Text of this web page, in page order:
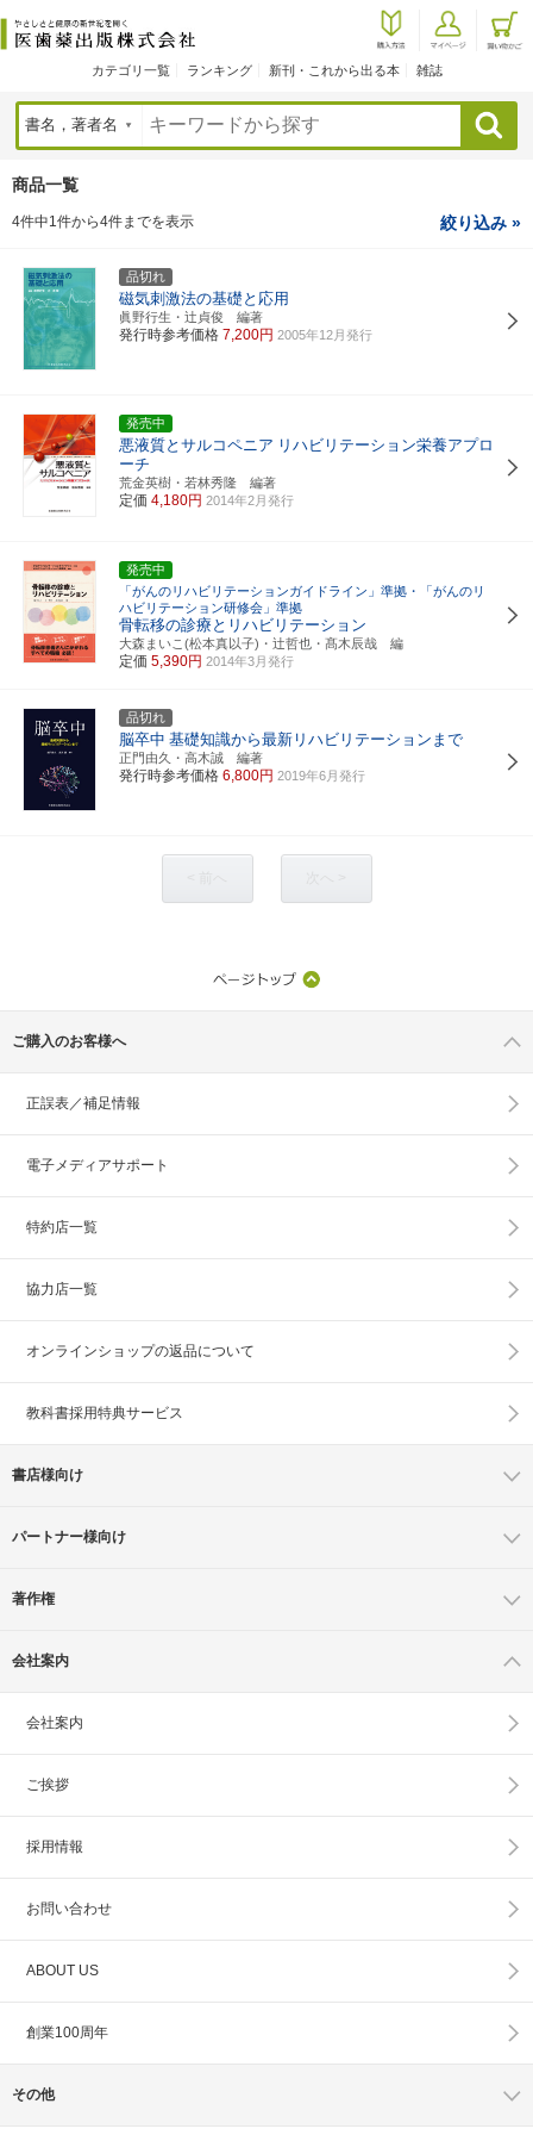
カテゴリ一覧 ランキング 新刊・これから出る本 雑誌
検索
商品一覧
4件中1件から4件までを表示 絞り込み »
品切れ
磁気刺激法の基礎と応用
眞野行生・辻貞俊 編著
発行時参考価格 7,200円 2005年12月発行
発売中
悪液質とサルコペニア リハビリテーション栄養アプロ
ーチ
荒金英樹・若林秀隆 編著
定価 4,180円 2014年2月発行
発売中
「がんのリハビリテーションガイドライン」準拠・「がんのリ
ハビリテーション研修会」準拠
骨転移の診療とリハビリテーション
大森まいこ(松本真以子)・辻哲也・髙木辰哉 編
定価 5,390円 2014年3月発行
品切れ
脳卒中 基礎知識から最新リハビリテーションまで
正門由久・高木誠 編著
発行時参考価格 6,800円 2019年6月発行
ご購入のお客様へ
正誤表／補足情報
電子メディアサポート
特約店一覧
協力店一覧
オンラインショップの返品について
教科書採用特典サービス
書店様向け
パートナー様向け
著作権
会社案内
会社案内
ご挨拶
採用情報
お問い合わせ
ABOUT US
創業100周年
その他